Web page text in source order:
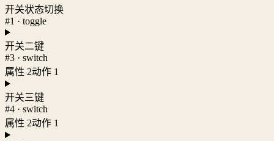
开关状态切换
#1 · toggle
开关二键
#3 · switch
属性 2动作 1
开关三键
#4 · switch
属性 2动作 1